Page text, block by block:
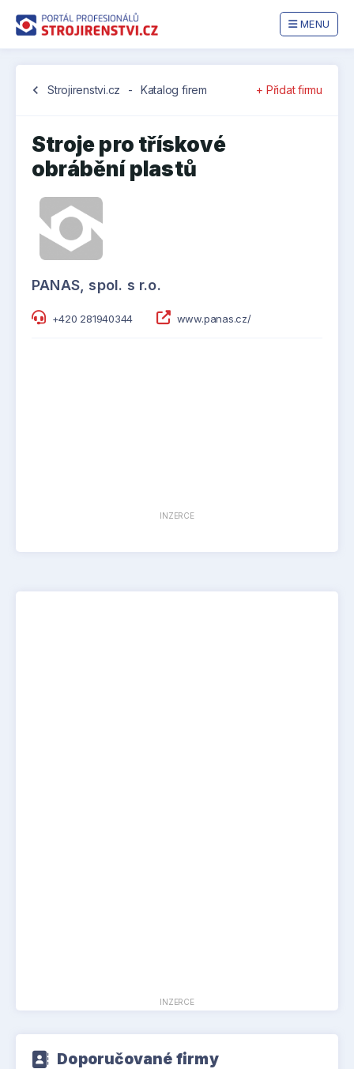
MENU
chevron_left Strojirenstvi.cz - Katalog firem + Přidat firmu
Stroje pro třískové
obrábění plastů
PANAS, spol. s r.o.
+420 281940344 www.panas.cz/
INZERCE
INZERCE
Doporučované firmy